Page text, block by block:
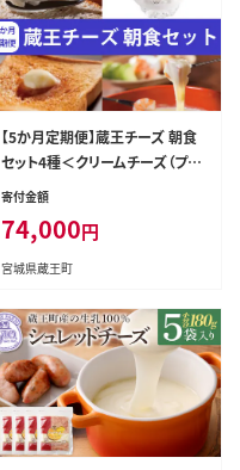
【5か月定期便】蔵王チーズ 朝食
セット4種＜クリームチーズ（プレ
ーン）、バター、シュレッドチーズ、
乳製品 蔵王 人気 【04301-077
5】
寄付金額
74,000円
宮城県蔵王町